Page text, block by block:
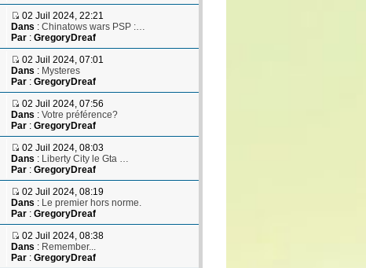
02 Juil 2024, 22:21
Dans : Chinatows wars PSP :…
Par: GregoryDreaf
02 Juil 2024, 07:01
Dans : Mysteres
Par: GregoryDreaf
02 Juil 2024, 07:56
Dans : Votre préférence?
Par: GregoryDreaf
02 Juil 2024, 08:03
Dans : Liberty City le Gta …
Par: GregoryDreaf
02 Juil 2024, 08:19
Dans : Le premier hors norme.
Par: GregoryDreaf
02 Juil 2024, 08:38
Dans : Remember...
Par: GregoryDreaf